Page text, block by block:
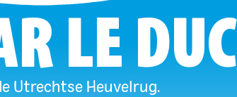
LE DUC
Utrechtse Heuvelrug.